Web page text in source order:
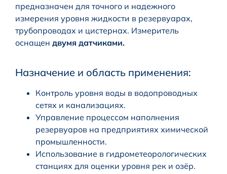
предназначен для точного и надежного
измерения уровня жидкости в резервуарах,
трубопроводах и цистернах. Измеритель
оснащен двумя датчиками.
Назначение и область применения:
Контроль уровня воды в водопроводных
сетях и канализациях.
Управление процессом наполнения
резервуаров на предприятиях химической
промышленности.
Использование в гидрометеорологических
станциях для оценки уровня рек и озёр.